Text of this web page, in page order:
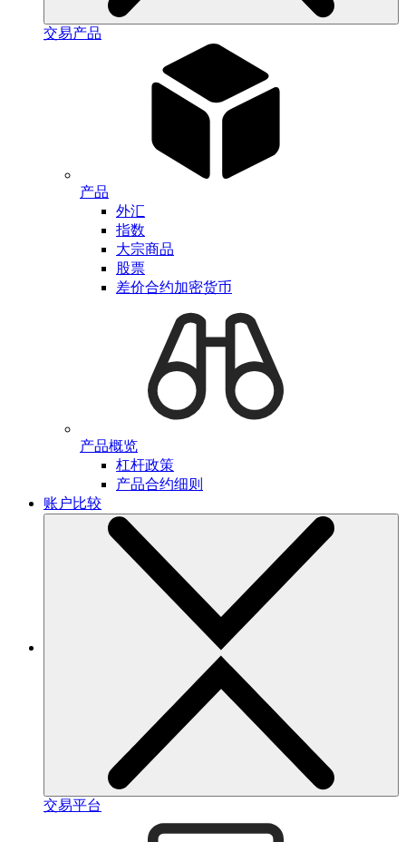
交易产品
产品
外汇
指数
大宗商品
股票
差价合约加密货币
产品概览
杠杆政策
产品合约细则
账户比较
交易平台